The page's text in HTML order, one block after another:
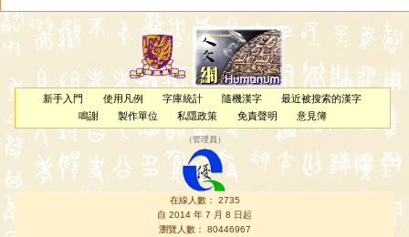
新手入門 使用凡例 字庫統計 隨機漢字
最近被搜索的漢字
鳴謝
製作單位 私隱政策 免責聲明 意見簿
（管理員 ）
在線人數： 2735
自 2014 年 7 月 8 日起
瀏覽人數： 80446967